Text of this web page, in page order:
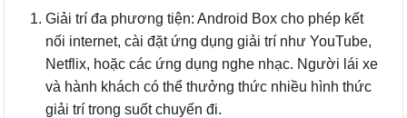
Giải trí đa phương tiện: Android Box cho phép kết
nối internet, cài đặt ứng dụng giải trí như YouTube,
Netflix, hoặc các ứng dụng nghe nhạc. Người lái xe
và hành khách có thể thưởng thức nhiều hình thức
giải trí trong suốt chuyến đi.